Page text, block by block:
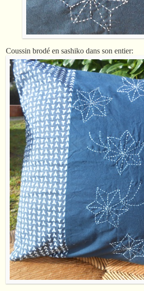
Coussin brodé en sashiko dans son entier: